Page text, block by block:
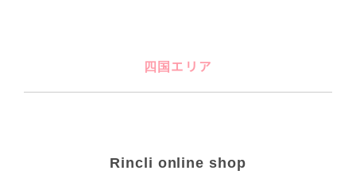
四国エリア
Rincli online shop